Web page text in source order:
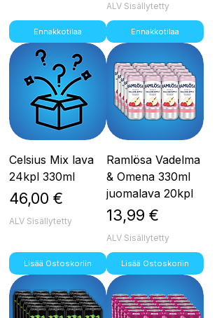
Ennakkotilaa
ALV Sisällytetty
Ennakkotilaa
Celsius Mix lava
24kpl 330ml
Hinta
46,00 €
ALV Sisällytetty
Lisää Ostoskoriin
Ramlösa Vadelma
& Omena 330ml
juomalava 20kpl
Hinta
13,99 €
ALV Sisällytetty
Lisää Ostoskoriin